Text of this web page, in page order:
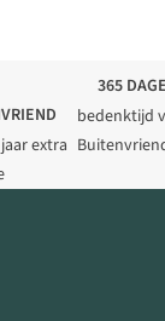
extra
365
bedenktijd